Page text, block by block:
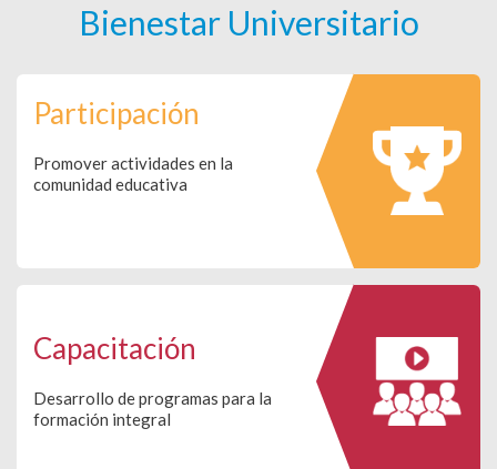
Bienestar Universitario
Participación
Promover actividades en la
comunidad educativa
Capacitación
Desarrollo de programas para la
formación integral